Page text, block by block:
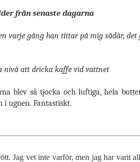
från senaste dagarna
varje gång han tittar på mig sådär,
nivå att dricka kaffe vid vattnet
blev så tjocka och luftiga, hela
i ugnen. Fantastiskt.
Jag vet inte varför, men jag har varit